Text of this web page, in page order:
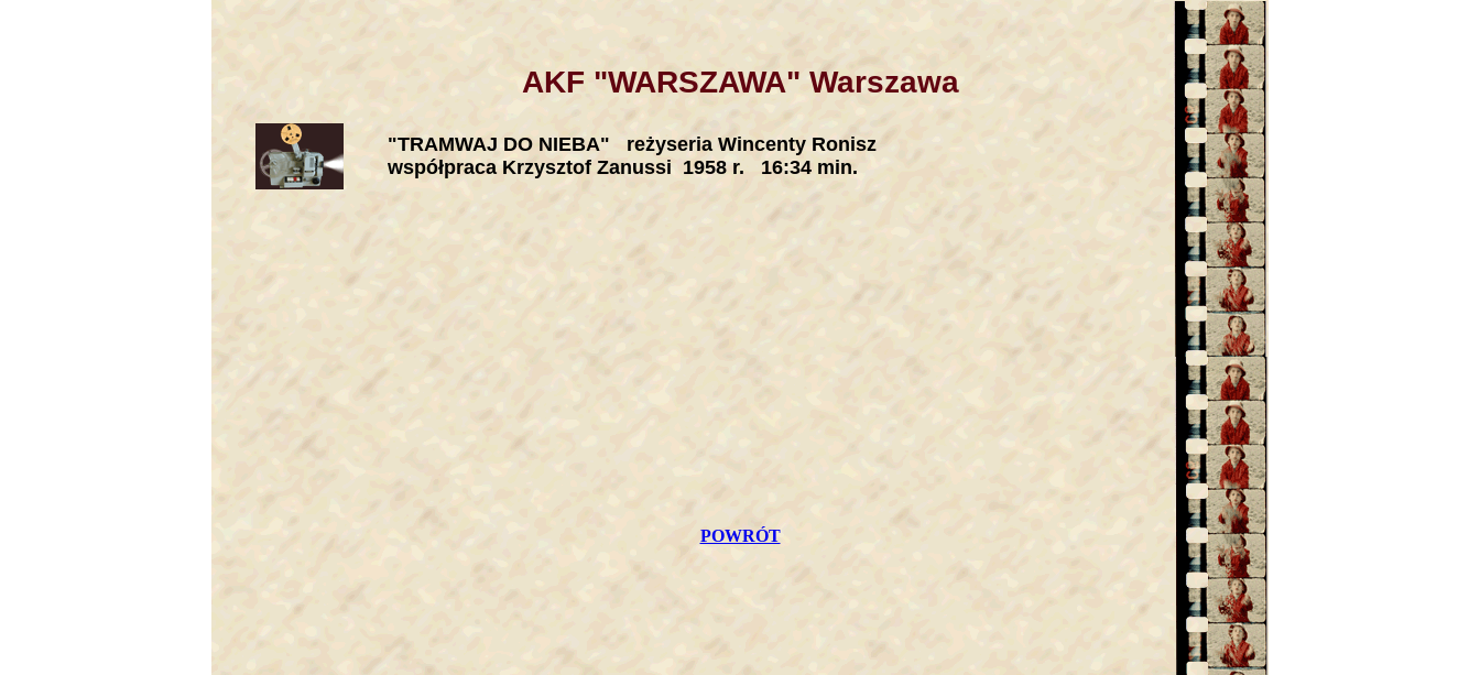
AKF "WARSZAWA" Warszawa
"TRAMWAJ DO NIEBA" reżyseria Wincenty Ronisz
współpraca Krzysztof Zanussi 1958 r. 16:34 min.
POWRÓT